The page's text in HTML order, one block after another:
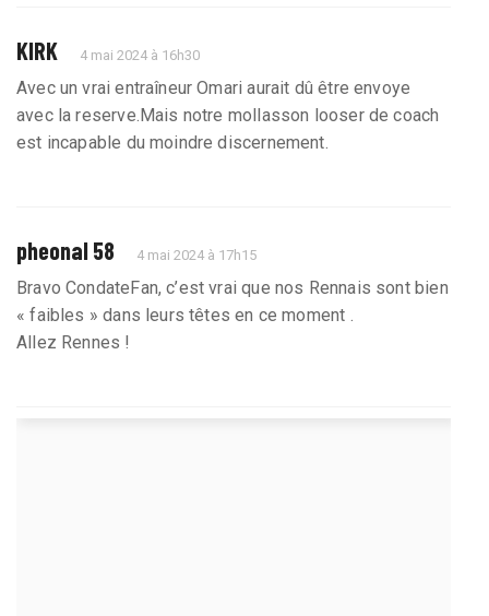
KIRK 4 mai 2024 à 16h30
Avec un vrai entraîneur Omari aurait dû être envoye
avec la reserve.Mais notre mollasson looser de coach
est incapable du moindre discernement.
pheonal 58 4 mai 2024 à 17h15
Bravo CondateFan, c’est vrai que nos Rennais sont bien
« faibles » dans leurs têtes en ce moment .
Allez Rennes !